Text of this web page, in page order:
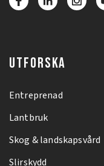
UTFORSKA
Entreprenad
Lantbruk
Skog & landskapsvård
Slirskydd